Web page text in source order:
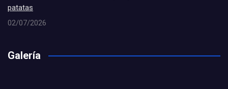
patatas
02/07/2026
Galería